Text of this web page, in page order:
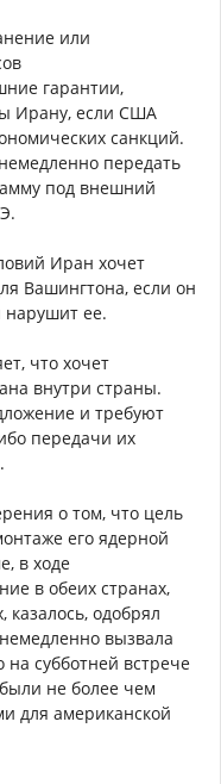
или
гарантии,
Ирану, если США
санкций.
передать
под внешний
Иран хочет
Вашингтона, если он
нарушит ее.
что хочет
внутри страны.
и требуют
передачи их
о том, что цель
его ядерной
в ходе
в обеих странах,
казалось, одобрял
вызвала
субботней встрече
не более чем
для американской